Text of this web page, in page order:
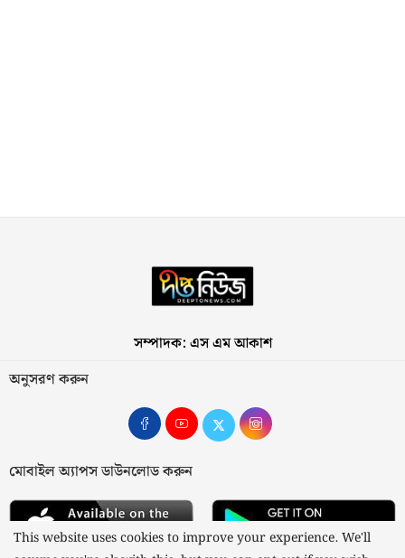
সম্পাদক: এস এম আকাশ
অনুসরণ করুন
মোবাইল অ্যাপস ডাউনলোড করুন
This website uses cookies to improve your experience. We'll